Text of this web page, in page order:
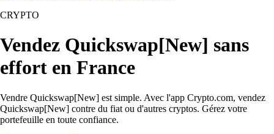
CRYPTO
Vendez Quickswap[New] sans
effort en France
Vendre Quickswap[New] est simple. Avec l'app Crypto.com, vendez
Quickswap[New] contre du fiat ou d'autres cryptos. Gérez votre
portefeuille en toute confiance.